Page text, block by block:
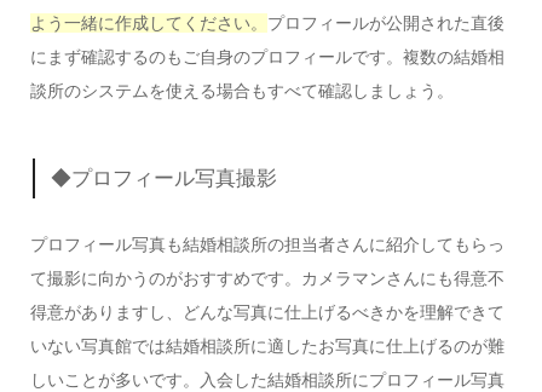
よう一緒に作成してください。 プロフィールが公開された直後
にまず確認するのもご自身のプロフィールです。 複数の結婚相
談所のシステムを使える場合もすべて確認しましょう。
◆プロフィール写真撮影
プロフィール写真も結婚相談所の担当者さんに紹介してもらっ
て撮影に向かうのがおすすめです。カメラマンさんにも得意不
得意がありますし、どんな写真に仕上げるべきかを理解できて
いない写真館では結婚相談所に適したお写真に仕上げるのが難
しいことが多いです。入会した結婚相談所にプロフィール写真